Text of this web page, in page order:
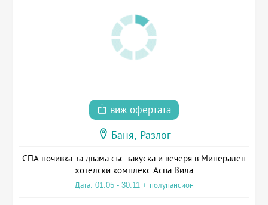
виж офертата
Баня, Разлог
СПА почивка за двама със закуска и вечеря в Минерален
хотелски комплекс Аспа Вила
Дата: 01.05 - 30.11 + полупансион